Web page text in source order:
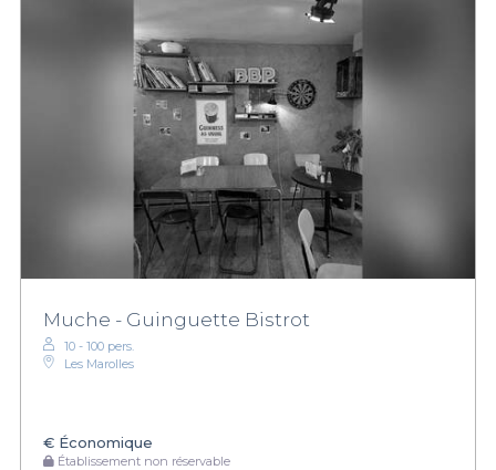
Muche - Guinguette Bistrot
10 - 100 pers.
Les Marolles
€ Économique
Établissement non réservable